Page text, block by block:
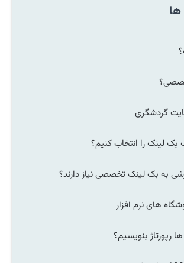
گردشگری
لینک را انتخاب کنیم؟
به بک لینک تخصصی نیاز دارند؟
های نرم افزار
رپورتاژ بنویسیم؟